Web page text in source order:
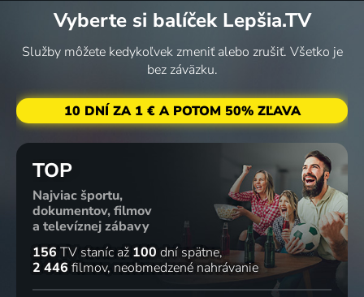
Vyberte si balíček Lepšia.TV
Služby môžete kedykoľvek zmeniť alebo zrušiť. Všetko je
bez záväzku.
10 DNÍ ZA 1 € A POTOM 50% ZĽAVA
TOP
Najviac športu,
dokumentov, filmov
a televíznej zábavy
156 TV staníc až 100 dní spätne
2 446 filmov neobmedzené nahrávanie